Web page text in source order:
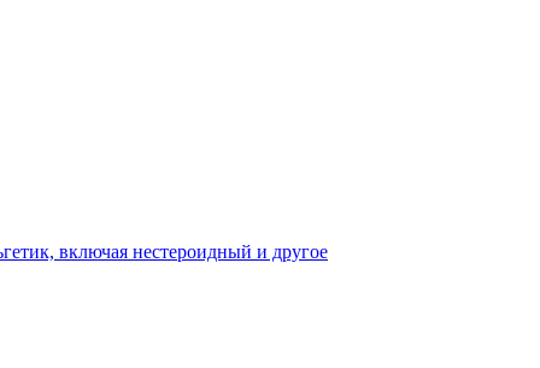
включая нестероидный и другое